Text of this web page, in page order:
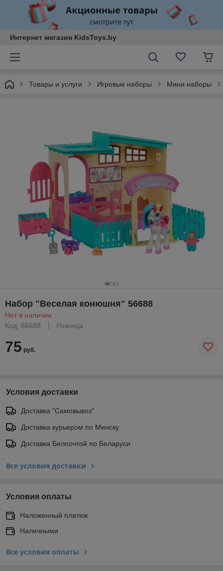
Интернет магазин KidsToys.by
Товары и услуги Игровые наборы Мини наборы
Набор "Веселая конюшня" 56688
Нет в наличии
Код: 56688
Розница
75 руб.
Условия доставки
Доставка "Самовывоз"
Доставка курьером по Минску
Доставка Белпочтой по Беларуси
Все условия доставки
Условия оплаты
Наложенный платеж
Наличными
Все условия оплаты